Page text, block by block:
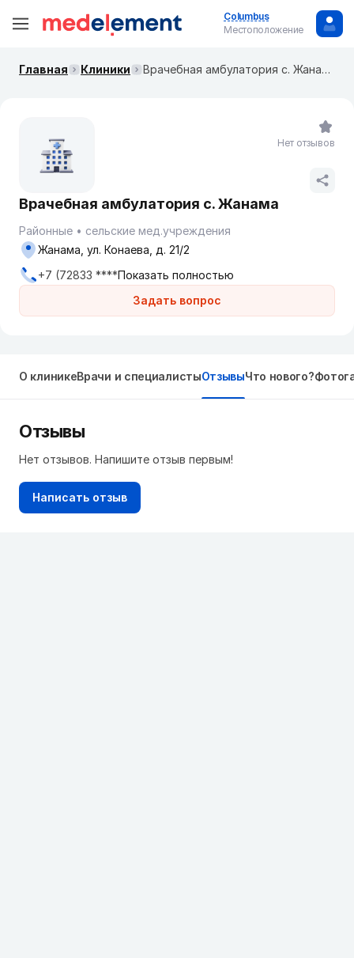
Columbus
Местоположение
Главная Клиники Врачебная амбулатория с. Жанама
Врачебная амбулатория с. Жанама
Районные сельские мед.учреждения
Задать вопрос
Жанама, ул. Конаева, д. 21/2
+7 (72833 ****Показать полностью
Нет отзывов
О клиникеВрачи и специалистыОтзывыЧто нового?
Отзывы
Нет отзывов. Напишите отзыв первым!
Написать отзыв